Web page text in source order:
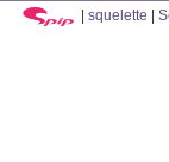
| squelette |